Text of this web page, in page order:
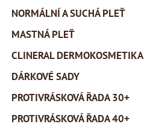
NORMÁLNÍ A SUCHÁ PLEŤ
MASTNÁ PLEŤ
CLINERAL DERMOKOSMETIKA
DÁRKOVÉ SADY
PROTIVRÁSKOVÁ ŘADA 30+
PROTIVRÁSKOVÁ ŘADA 40+